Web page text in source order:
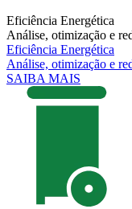
Eficiência Energética
Análise, otimização e
Eficiência Energética
Análise, otimização e
SAIBA MAIS